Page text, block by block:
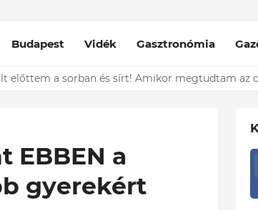
Budapest Vidék Gasztronómia
- EZT nem hiszed el, kinek a karjában kötött
EBBEN a
gyerekért